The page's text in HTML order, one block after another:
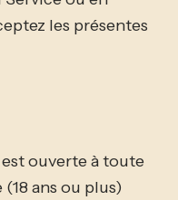
les présentes
est ouverte à toute
ans ou plus)